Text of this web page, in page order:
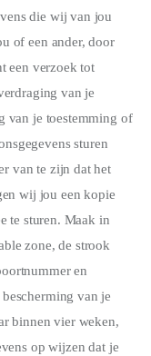
die wij van jou
of een ander, door
een verzoek tot
van je
van je toestemming of
sturen
van te zijn dat het
wij jou een kopie
te sturen. Maak in
zone, de strook
en
van je
binnen vier weken,
op wijzen dat je